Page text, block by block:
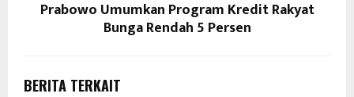
Prabowo Umumkan Program Kredit Rakyat
Bunga Rendah 5 Persen
BERITA TERKAIT